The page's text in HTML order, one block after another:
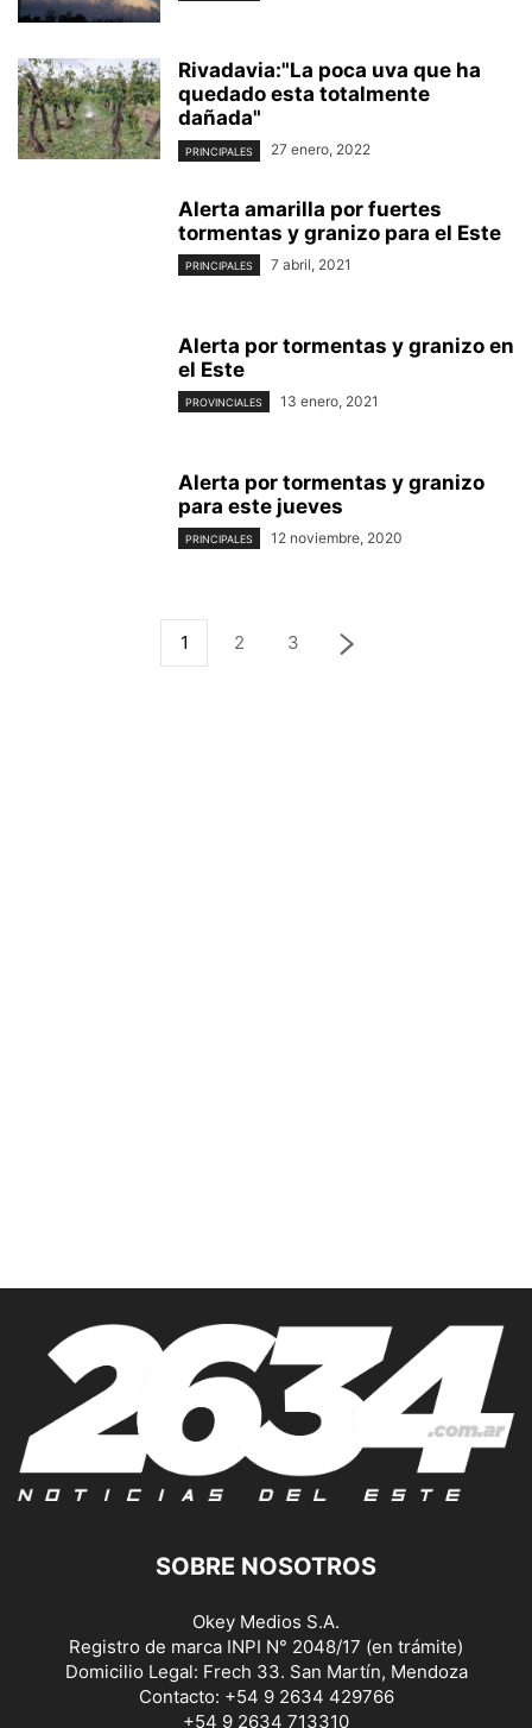
Rivadavia:"La poca uva que ha
quedado esta totalmente
dañada"
PRINCIPALES 27 enero, 2022
Alerta amarilla por fuertes
tormentas y granizo para el Este
PRINCIPALES 7 abril, 2021
Alerta por tormentas y granizo en
el Este
PROVINCIALES 13 enero, 2021
Alerta por tormentas y granizo
para este jueves
PRINCIPALES 12 noviembre, 2020
1 2 3
SOBRE NOSOTROS
Okey Medios S.A.
Registro de marca INPI N° 2048/17 (en trámite)
Domicilio Legal: Frech 33. San Martín, Mendoza
Contacto: +54 9 2634 429766
+54 9 2634 713310